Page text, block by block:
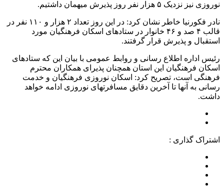
نوروزی نیز نزدیک ۵ هزار نفر روز پذیرش میهمان داشتیم.
نادر فکورنیا خاطر نشان کرد: در این روز تعداد ۲ هزار و ۱۱۰ نفر در
قالب ۴ صد و ۴۶ خانوار در ستادهای اسکان فرهنگیان مورد
استقبال و پذیرش قرار گرفتند.
رئیس اداره اطلاع رسانی و روابط عمومی با بیان این که ستادهای
اسکان فرهنگیان این استان همچنان پذیرای همکاران محترم
فرهنگی است، تصریح کرد: اسکان نوروزی فرهنگیان و خدمت
رسانی به آنها تا آخرین دقایق مسافرتهای نوروزی ادامه خواهد
داشت.
اشتراک گذاری :